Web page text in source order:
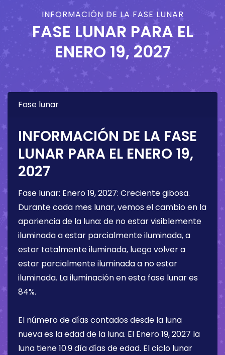
INFORMACIÓN DE LA FASE LUNAR
FASE LUNAR PARA EL
ENERO 19, 2027
Fase lunar
INFORMACIÓN DE LA FASE
LUNAR PARA EL ENERO 19,
2027
Fase lunar: Enero 19, 2027: Creciente gibosa.
Durante cada mes lunar, vemos el cambio en la
apariencia de la luna: de no estar visiblemente
iluminada a estar parcialmente iluminada, a
estar totalmente iluminada, luego volver a
estar parcialmente iluminada a no estar
iluminada. La iluminación en esta fase lunar es
84%.
El número de días contados desde la luna
nueva es la edad de la luna. El Enero 19, 2027 la
luna tiene10.9 díadías de edad. El ciclo lunar